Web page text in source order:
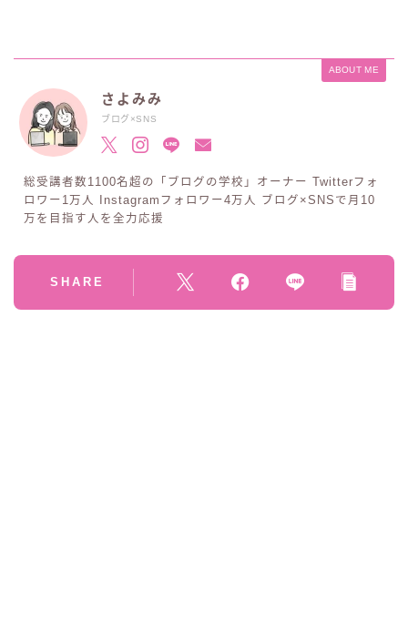
ABOUT ME
さよみみ
ブログ×SNS
総受講者数1100名超の「ブログの学校」オーナー Twitterフォ
ロワー1万人 Instagramフォロワー4万人 ブログ×SNSで月10
万を目指す人を全力応援
SHARE